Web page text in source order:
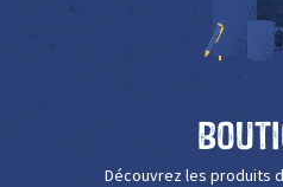
Découvrez les produits